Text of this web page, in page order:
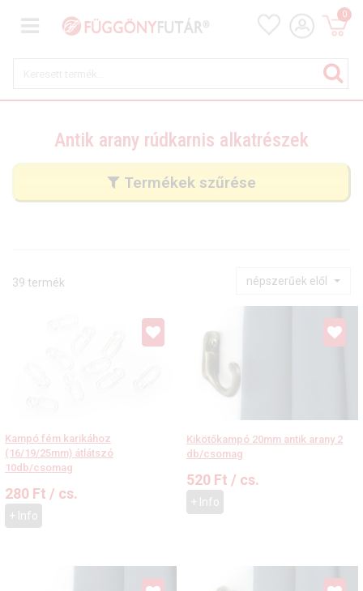
0
Antik arany rúdkarnis alkatrészek
Termékek szűrése
39 termék népszerűek elől
Kampó fém karikához
(16/19/25mm) átlátszó
10db/csomag
280 Ft / cs.
+ Info
Kikötőkampó 20mm antik arany 2
db/csomag
520 Ft / cs.
+ Info